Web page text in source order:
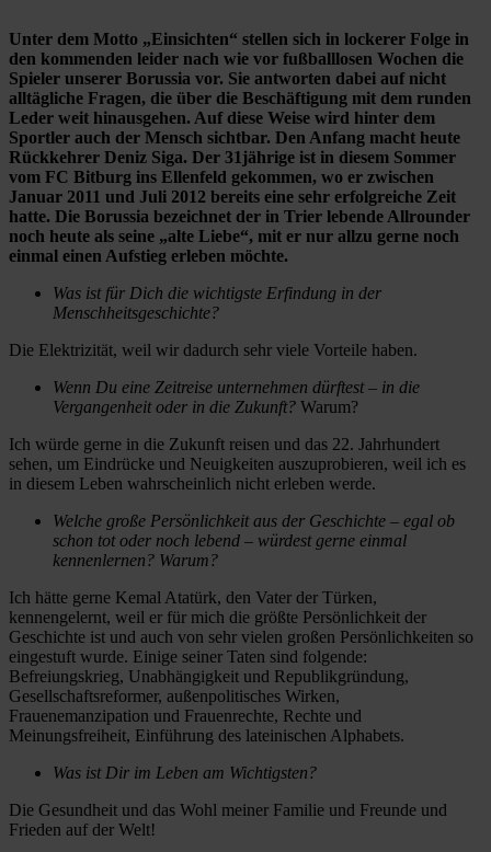
Unter dem Motto „Einsichten“ stellen sich in lockerer Folge in
den kommenden leider nach wie vor fußballlosen Wochen die
Spieler unserer Borussia vor. Sie antworten dabei auf nicht
alltägliche Fragen, die über die Beschäftigung mit dem runden
Leder weit hinausgehen. Auf diese Weise wird hinter dem
Sportler auch der Mensch sichtbar. Den Anfang macht heute
Rückkehrer Deniz Siga. Der 31jährige ist in diesem Sommer
vom FC Bitburg ins Ellenfeld gekommen, wo er zwischen
Januar 2011 und Juli 2012 bereits eine sehr erfolgreiche Zeit
hatte. Die Borussia bezeichnet der in Trier lebende Allrounder
noch heute als seine „alte Liebe“, mit er nur allzu gerne noch
einmal einen Aufstieg erleben möchte.
Was ist für Dich die wichtigste Erfindung in der
Menschheitsgeschichte?
Die Elektrizität, weil wir dadurch sehr viele Vorteile haben.
Wenn Du eine Zeitreise unternehmen dürftest – in die
Vergangenheit oder in die Zukunft? Warum?
Ich würde gerne in die Zukunft reisen und das 22. Jahrhundert
sehen, um Eindrücke und Neuigkeiten auszuprobieren, weil ich es
in diesem Leben wahrscheinlich nicht erleben werde.
Welche große Persönlichkeit aus der Geschichte – egal ob
schon tot oder noch lebend – würdest gerne einmal
kennenlernen? Warum?
Ich hätte gerne Kemal Atatürk, den Vater der Türken,
kennengelernt, weil er für mich die größte Persönlichkeit der
Geschichte ist und auch von sehr vielen großen Persönlichkeiten so
eingestuft wurde. Einige seiner Taten sind folgende:
Befreiungskrieg, Unabhängigkeit und Republikgründung,
Gesellschaftsreformer, außenpolitisches Wirken,
Frauenemanzipation und Frauenrechte, Rechte und
Meinungsfreiheit, Einführung des lateinischen Alphabets.
Was ist Dir im Leben am Wichtigsten?
Die Gesundheit und das Wohl meiner Familie und Freunde und
Frieden auf der Welt!